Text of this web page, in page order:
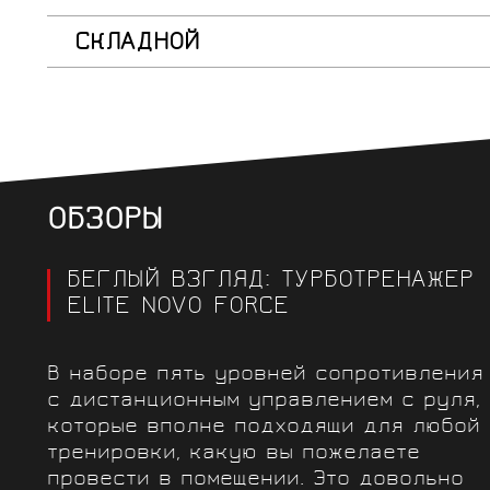
СКЛАДНОЙ
ОБЗОРЫ
БЕГЛЫЙ ВЗГЛЯД: ТУРБОТРЕНАЖЕР
ELITE NOVO FORCE
В наборе пять уровней сопротивления
с дистанционным управлением с руля,
которые вполне подходящи для любой
тренировки, какую вы пожелаете
провести в помещении. Это довольно